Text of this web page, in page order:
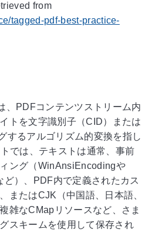
from
tagged-pdf-best-practice-
、PDFコンテンツストリーム内
トを文字識別子（CID）または
するアルゴリズム的変換を指し
では、テキストは通常、事前
ング（WinAnsiEncodingや
）、PDF内で定義されたカス
またはCJK（中国語、日本語、
雑なCMapリソースなど、さま
スキームを使用して保存され